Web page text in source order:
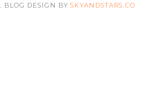
. BLOG DESIGN BY SKYANDSTARS.CO